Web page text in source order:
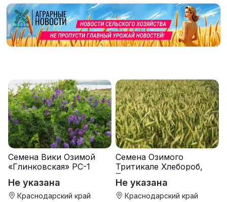
Семена Вики Озимой
«Глинковская» РС-1
Не указана
Краснодарский край
Семена Озимого
Тритикале Хлебороб,
Тихон
Не указана
Краснодарский край